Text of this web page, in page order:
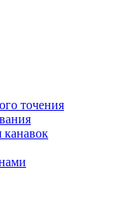
точения
канавок